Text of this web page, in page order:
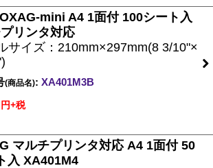
mini A4 1面付 100シート入
リンタ対応
サイズ：210mm×297mm(8 3/10"×
(商品名): XA401M3B
円+税
マルチプリンタ対応 A4 1面付 50
入 XA401M4